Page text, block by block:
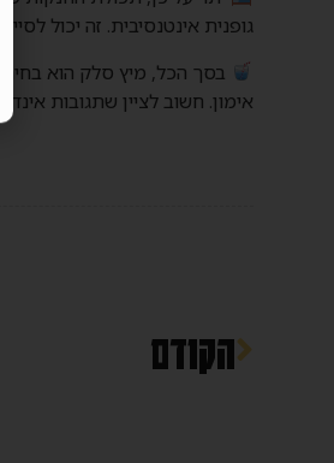
גופנית אינטנסיבית. זה יכול
בסך הכל, מיץ סלק הוא
אימון. חשוב לציין שתגובות
הקודם